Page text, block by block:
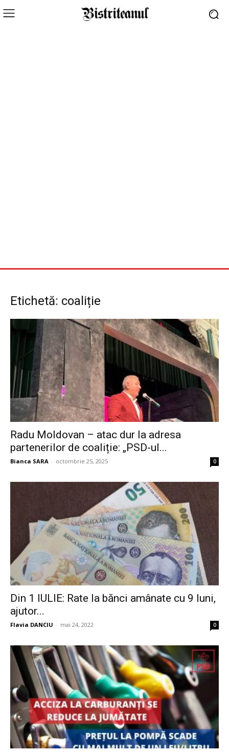
Etichetă: coaliție
Radu Moldovan – atac dur la adresa
partenerilor de coaliție: „PSD-ul...
Bianca SARA - octombrie 25, 2025 0
Din 1 IULIE: Rate la bănci amânate cu 9 luni,
ajutor...
Flavia DANCIU - mai 24, 2022 0